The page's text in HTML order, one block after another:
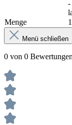
-
Menge
Menü schließen
0 von 0